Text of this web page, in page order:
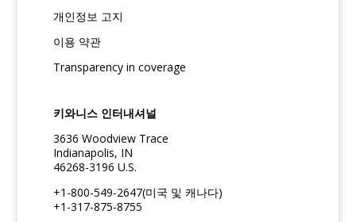
개인정보 고지
이용 약관
Transparency in coverage
키와니스 인터내셔널
3636 Woodview Trace
Indianapolis, IN
46268-3196 U.S.
+1-800-549-2647(미국 및 캐나다)
+1-317-875-8755